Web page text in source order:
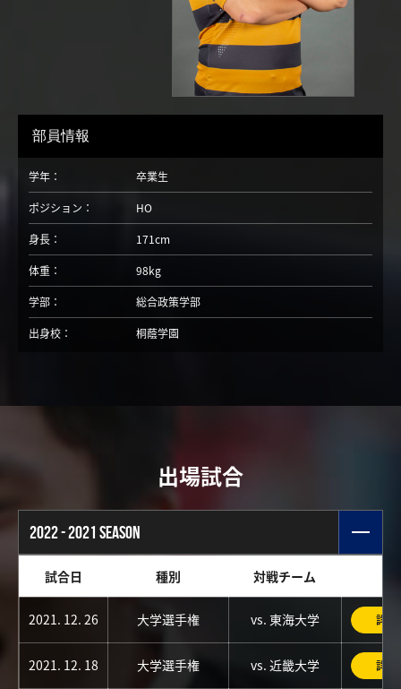
部員情報
学年：
卒業生
ポジション：
HO
身長：
171cm
体重：
98kg
学部：
総合政策学部
出身校：
桐蔭学園
出場試合
2022 - 2021 SEASON
試合日 種別 対戦チーム
2021. 12. 26 大学選手権 vs. 東海大学 詳細
2021. 12. 18 大学選手権 vs. 近畿大学 詳細